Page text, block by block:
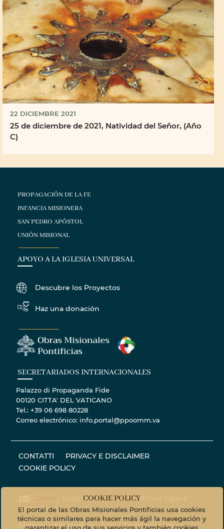
22 DICIEMBRE 2021
25 de diciembre de 2021, Natividad del Señor, (Año
C)
PROPAGACIÓN DE LA FE
INFANCIA MISIONERA
SAN PEDRO APÓSTOL
UNIÓN MISIONAL
APOYO A LA IGLESIA UNIVERSAL
Descubre los Proyectos
Haz una donación
SECRETARIADOS INTERNACIONALES
Palazzo di Propaganda Fide
00120 CITTA' DEL VATICANO
Tel.: +39 06 698 80228
Correo electrónico: info.portal@ppoomm.va
CONTATTI
PRIVACY E DISCLAIMER
COOKIE POLICY
Copyright © 2020 Pontificie Opere
Missionarie
Materiale fotografico - Tutti i diritti riservati. ©
COOKIE POLICY
El portal de las Obras Misionales Pontificias usa cookies
técnicas o similares para hacer más ágil la navegación y
garantizar el uso de sus servicios y también cookies